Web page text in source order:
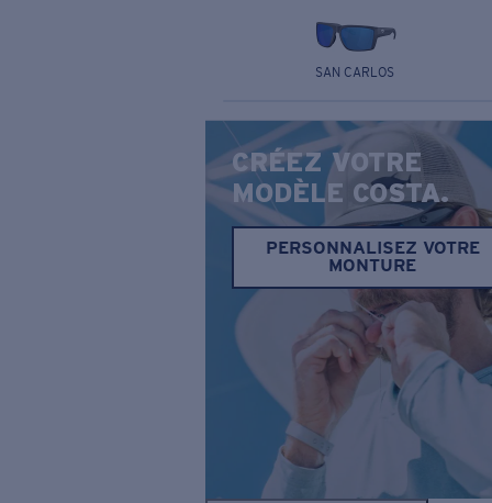
SAN CARLOS
CRÉEZ VOTRE
MODÈLE COSTA.
PERSONNALISEZ VOTRE
MONTURE